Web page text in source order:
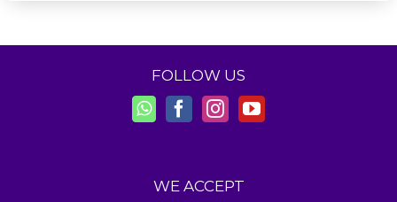
FOLLOW US
WE ACCEPT